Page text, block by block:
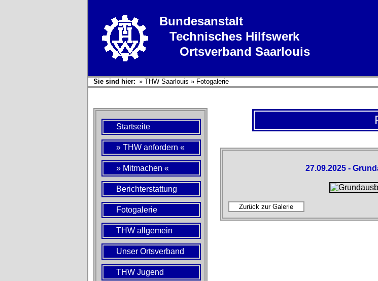
Bundesanstalt
Technisches Hilfswerk
Ortsverband Saarlouis
Sie sind hier: » THW Saarlouis » Fotogalerie
Startseite
» THW anfordern «
» Mitmachen «
Berichterstattung
Fotogalerie
THW allgemein
Unser Ortsverband
THW Jugend
27.09.2025 -